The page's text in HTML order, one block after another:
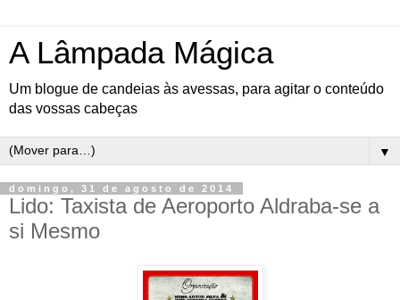
A Lâmpada Mágica
Um blogue de candeias às avessas, para agitar o conteúdo
das vossas cabeças
▼
domingo, 31 de agosto de 2014
Lido: Taxista de Aeroporto Aldraba-se a
si Mesmo